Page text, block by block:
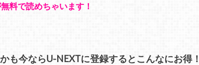
料で読めちゃいます！
も今ならU-NEXTに登録するとこんなにお得！